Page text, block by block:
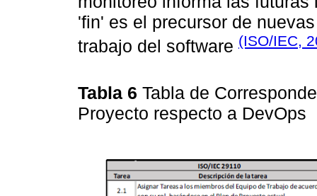
'fin' es el precursor de
trabajo del software (ISO/IEC,
Tabla 6 Tabla de
Proyecto respecto a DevOps